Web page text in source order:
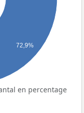
72,9%
en percentage